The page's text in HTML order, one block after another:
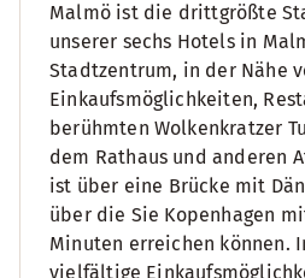
Malmö ist die drittgrößte
unserer sechs Hotels in
Stadtzentrum, in der Nähe
Einkaufsmöglichkeiten,
berühmten Wolkenkratzer
dem Rathaus und anderen
ist über eine Brücke mit
über die Sie Kopenhagen
Minuten erreichen können.
vielfältige